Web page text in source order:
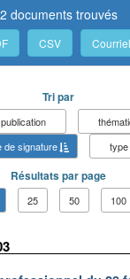
2 documents trouvés
CSV Courriel
Tri par
de signature
type
Résultats par page
25 50 100